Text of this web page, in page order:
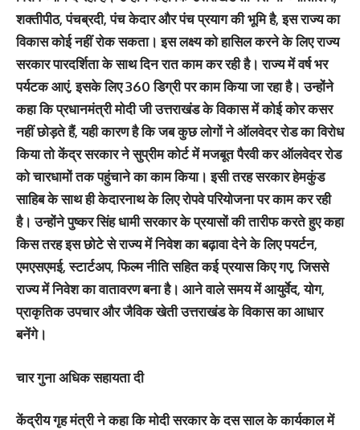
शक्तीपीठ, पंचब्रदी, पंच केदार और पंच प्रयाग की भूमि है, इस राज्य का
विकास कोई नहीं रोक सकता। इस लक्ष्य को हासिल करने के लिए राज्य
सरकार पारदर्शिता के साथ दिन रात काम कर रही है। राज्य में वर्ष भर
पर्यटक आएं, इसके लिए 360 डिग्री पर काम किया जा रहा है। उन्होंने
कहा कि प्रधानमंत्री मोदी जी उत्तराखंड के विकास में कोई कोर कसर
नहीं छोड़ते हैं, यही कारण है कि जब कुछ लोगों ने ऑलवेदर रोड का विरोध
किया तो केंद्र सरकार ने सुप्रीम कोर्ट में मजबूत पैरवी कर ऑलवेदर रोड
को चारधामों तक पहुंचाने का काम किया। इसी तरह सरकार हेमकुंड
साहिब के साथ ही केदारनाथ के लिए रोपवे परियोजना पर काम कर रही
है। उन्होंने पुष्कर सिंह धामी सरकार के प्रयासों की तारीफ करते हुए कहा
किस तरह इस छोटे से राज्य में निवेश का बढ़ावा देने के लिए पयर्टन,
एमएसएमई, स्टार्टअप, फिल्म नीति सहित कई प्रयास किए गए, जिससे
राज्य में निवेश का वातावरण बना है। आने वाले समय में आयुर्वेद, योग,
प्राकृतिक उपचार और जैविक खेती उत्तराखंड के विकास का आधार
बनेंगे।
चार गुना अधिक सहायता दी
केंद्रीय गृह मंत्री ने कहा कि मोदी सरकार के दस साल के कार्यकाल में